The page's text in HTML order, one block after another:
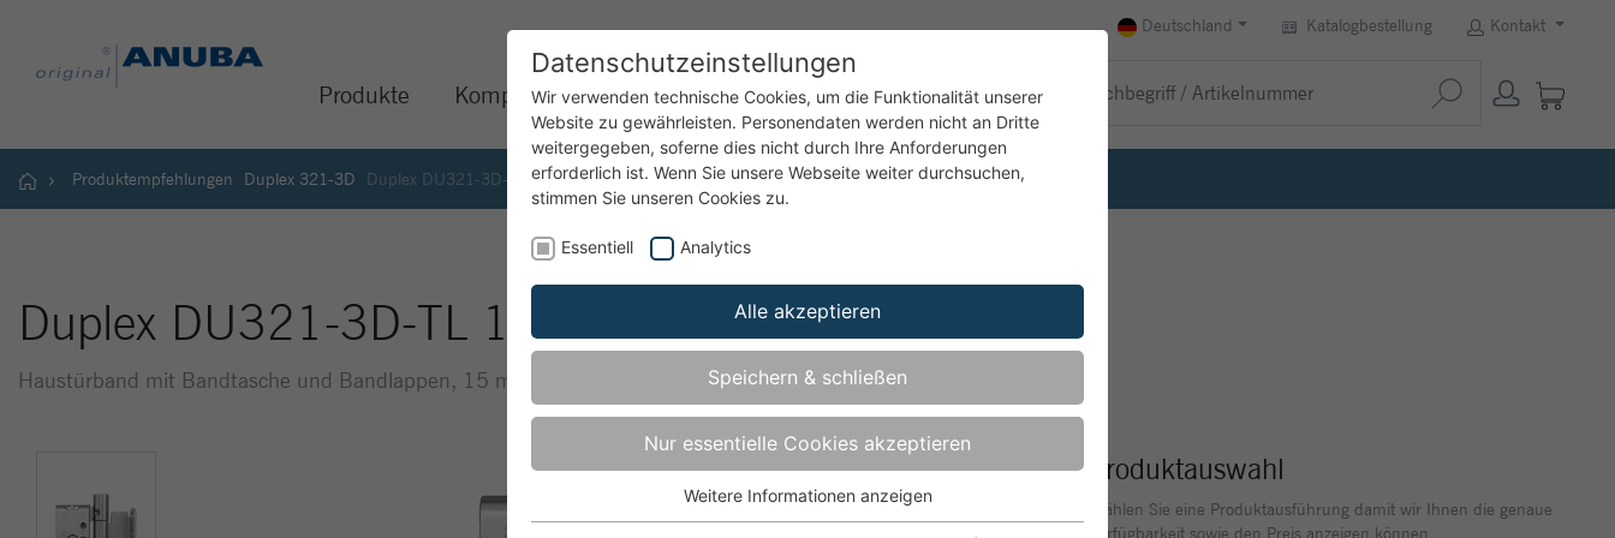
Deutschland Katalogbestellung Kontakt
Produkte Kompetenzen Service Unternehmen
Produktempfehlungen Duplex 321-3D Duplex DU321-3D-TL 15
Duplex DU321-3D-TL 15
Haustürband mit Bandtasche und Bandlappen, 15 mm Überschlag - bis Türgewicht 200 kg
Produktauswahl
Wählen Sie eine Produktausführung damit wir Ihnen die genaue
Verfügbarkeit sowie den Preis anzeigen können
Datenschutzeinstellungen
Wir verwenden technische Cookies, um die Funktionalität unserer
Website zu gewährleisten. Personendaten werden nicht an Dritte
weitergegeben, soferne dies nicht durch Ihre Anforderungen
erforderlich ist. Wenn Sie unsere Webseite weiter durchsuchen,
stimmen Sie unseren Cookies zu.
Essentiell Analytics
Alle akzeptieren
Speichern & schließen
Nur essentielle Cookies akzeptieren
Weitere Informationen anzeigen